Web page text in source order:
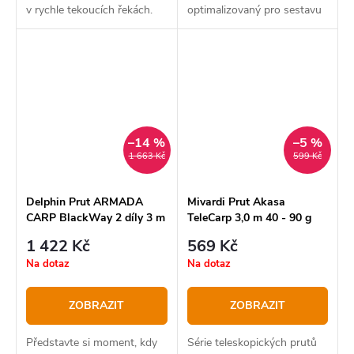
v rychle tekoucích řekách.
optimalizovaný pro sestavu
s Tato sestava je vyniká
1 663 Kč
–14 %
Delphin Prut ARMADA
CARP BlackWay 2 díly 3 m
1 422 Kč
Na dotaz
ZOBRAZIT
Představte si moment, kdy
599 Kč
–5 %
Mivardi Prut Akasa
TeleCarp 3,0 m 40 - 90 g
569 Kč
Na dotaz
ZOBRAZIT
Série teleskopických prutů